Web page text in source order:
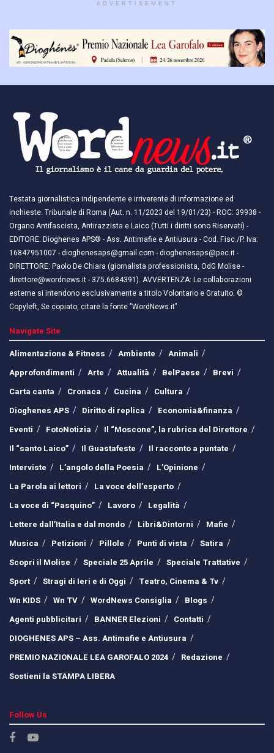
ADVERTISEMENT
Testata giornalistica indipendente e irriverente di informazione ed
inchieste. Tribunale di Roma (Aut. n. 11/2023 del 19/01/23) - ROC: 39938 -
Organo Antifascista, Antirazzista e Laico (Tutti i diritti sono Riservati) -
EDITORE: Dioghenes APS® - Ass. Antimafie e Antiusura - Cod. Fisc./P. Iva:
16847951007 - dioghenesaps@gmail.com - dioghenesaps@pec.it - ​​
DIRETTORE: Paolo De Chiara (giornalista professionista, OdG Molise -
direttore@wordnews.it - ​​375.6684391). AVVERTENZA: Le collaborazioni
esterne si intendono esclusivamente a titolo Volontario e Gratuito. ©
Copyleft, Se copiato, citare la fonte "WordNews.it"
Navigate Site
Alimentazione & Fitness
Ambiente
Animali
Approfondimenti
Arte Attualità BelPaese
Brevi
Carta canta
Cronaca Cucina
Cultura
Dioghenes APS
Diritto di replica
Economia&finanza
Eventi
FotoNotizia
Il “Moscone”, la rubrica del Direttore
Il “santo Laico”
Il Guastafeste
Il racconto a puntate
Interviste
L’angolo della Poesia
L’Opinione
La Parola ai lettori
La voce dell’esperto
La voce di “Pasquino”
Lavoro
Legalità
Lettere dall’Italia e dal mondo
Libri&Dintorni
Mafie
Musica
Petizioni Pillole Punti di vista
Satira
Scopri il Molise
Speciale 25 Aprile
Speciale Trattative
Sport
Stragi di Ieri e di Oggi
Teatro, Cinema & Tv
Wn KIDS
Wn TV WordNews Consiglia
Blogs
Agenti pubblicitari
BANNER Elezioni
Contatti
DIOGHENES APS – Ass. Antimafie e Antiusura
PREMIO NAZIONALE LEA GAROFALO 2024
Redazione
Sostieni la STAMPA LIBERA
Follow Us